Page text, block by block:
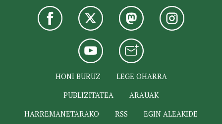
HONI BURUZ
LEGE OHARRA
PUBLIZITATEA
ARAUAK
HARREMANETARAKO
RSS EGIN ALEAKIDE